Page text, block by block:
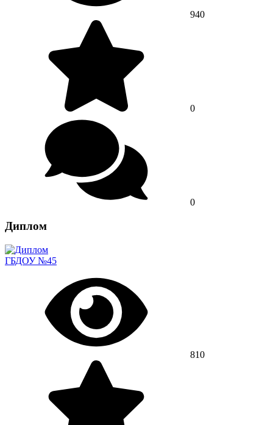
940
0
0
Диплом
ГБДОУ №45
810